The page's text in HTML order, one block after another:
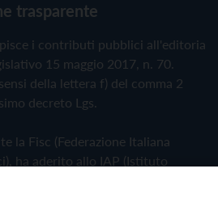
trasparente
i contributi pubblici all'editoria
15 maggio 2017, n. 70.
della lettera f) del comma 2
decreto Lgs.
la Fisc (Federazione Italiana
ha aderito allo IAP (Istituto